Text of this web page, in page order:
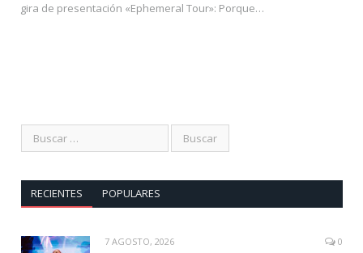
gira de presentación «Ephemeral Tour»: Porque…
RECIENTES POPULARES
7 AGOSTO, 2026 0